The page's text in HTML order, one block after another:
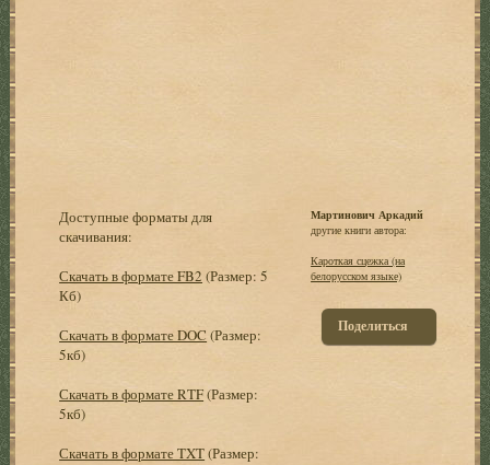
Доступные форматы для
скачивания:
Скачать в формате FB2 (Размер: 5
Кб)
Скачать в формате DOC (Размер:
5кб)
Скачать в формате RTF(Размер:
5кб)
Скачать в формате TXT(Размер:
Мартинович Аркадий
другие книги автора:
Кароткая сцежка (на
белорусском языке)
Поделиться